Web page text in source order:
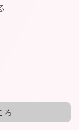
ろ